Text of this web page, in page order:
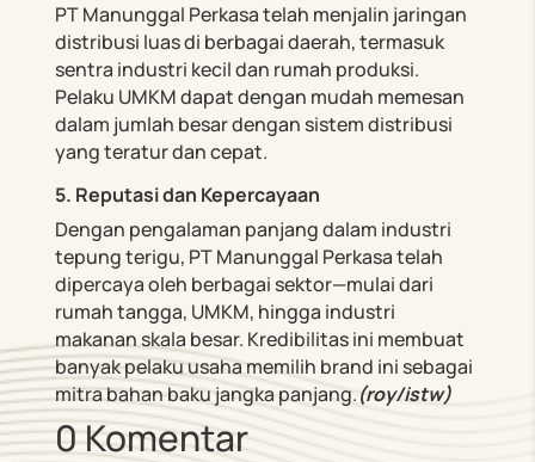
PT Manunggal Perkasa telah menjalin jaringan
distribusi luas di berbagai daerah, termasuk
sentra industri kecil dan rumah produksi.
Pelaku UMKM dapat dengan mudah memesan
dalam jumlah besar dengan sistem distribusi
yang teratur dan cepat.
5. Reputasi dan Kepercayaan
Dengan pengalaman panjang dalam industri
tepung terigu, PT Manunggal Perkasa telah
dipercaya oleh berbagai sektor—mulai dari
rumah tangga, UMKM, hingga industri
makanan skala besar. Kredibilitas ini membuat
banyak pelaku usaha memilih brand ini sebagai
mitra bahan baku jangka panjang.(roy/istw)
0 Komentar